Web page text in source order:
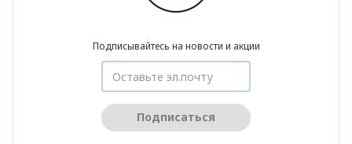
Подписывайтесь на новости и акции
Подписаться